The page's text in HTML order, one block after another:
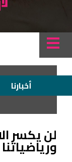
أخبارنا
لن يكسر
ورياضياتنا